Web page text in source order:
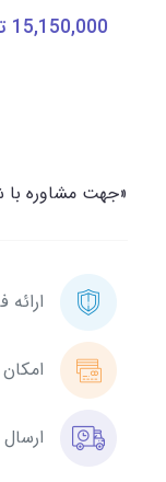
15,150,000
«جهت مشاوره با